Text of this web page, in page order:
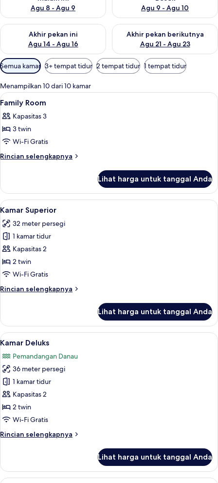
Agu 8 - Agu 9
Agu 9 - Agu 10
Akhir pekan ini
Agu 14 - Agu 16
Periksa ketersediaan untuk akhir pekan ini Agu 14 - Agu 16
Akhir pekan berikutnya
Agu 21 - Agu 23
Periksa ketersediaan untuk
Filter
tersedia
untuk
kamar
Semua kamar 3+ tempat tidur 2 tempat tidur 1 tempat tidur
Menampilkan 10 dari 10 kamar
Lihat
semua
foto
untuk
Family
Room
2
Family Room
Kapasitas 3
3 twin
Wi-Fi Gratis
Rincian selengkapnya
Rincian
Family
Room
Lihat harga untuk tanggal Anda
Lihat
semua
foto
untuk
Kamar
Superior
7
Kamar Superior
32 meter persegi
1 kamar tidur
Kapasitas 2
2 twin
Wi-Fi Gratis
Rincian selengkapnya
Rincian
Kamar
Superior
Lihat harga untuk tanggal Anda
Lihat
semua
foto
untuk
Kamar
Deluks
7
Kamar Deluks
Pemandangan Danau
36 meter persegi
1 kamar tidur
Kapasitas 2
2 twin
Wi-Fi Gratis
Rincian selengkapnya
Rincian
Kamar
Deluks
Lihat harga untuk tanggal Anda